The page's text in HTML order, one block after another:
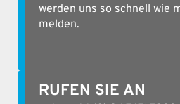
werden uns so schnell wie
melden.
RUFEN SIE AN